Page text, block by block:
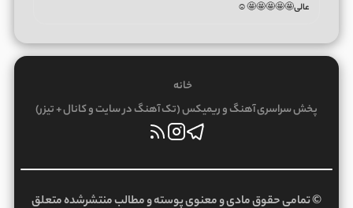
عالی🤩🤩🤩🤩🤩☺
خانه
پخش سراسری آهنگ و ریمیکس (تک آهنگ در سایت و کانال + تیزر)
© تمامی حقوق مادی و معنوی پوسته و مطالب منتشرشده متعلق